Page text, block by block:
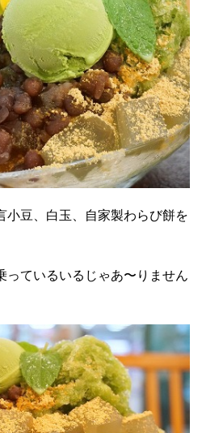
小豆、白玉、自家製わらび餅を
っているいるじゃあ〜りません